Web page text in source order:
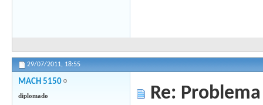
29/07/2011, 18:55
MACH 5150
diplomado
Re: